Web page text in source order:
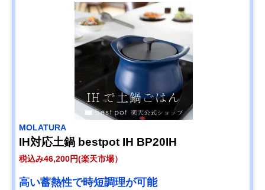
MOLATURA
IH対応土鍋 bestpot IH BP20IH
税込み46,200円(楽天市場）
高い蓄熱性で時短調理が可能